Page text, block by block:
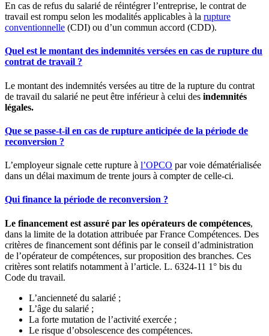
En cas de refus du salarié de réintégrer l’entreprise, le contrat de
travail est rompu selon les modalités applicables à la rupture
conventionnelle (CDI) ou d’un commun accord (CDD).
Quel est le montant des indemnités versées en cas de rupture du
contrat de travail ?
Le montant des indemnités versées au titre de la rupture du contrat
de travail du salarié ne peut être inférieur à celui des indemnités
légales.
Que se passe-t-il en cas de rupture anticipée de la période de
reconversion ?
L’employeur signale cette rupture à l’OPCO par voie dématérialisée
dans un délai maximum de trente jours à compter de celle-ci.
Qui finance la période de reconversion ?
Le financement est assuré par les opérateurs de compétences,
dans la limite de la dotation attribuée par France Compétences. Des
critères de financement sont définis par le conseil d’administration
de l’opérateur de compétences, sur proposition des branches. Ces
critères sont relatifs notamment à l’article. L. 6324-11 1° bis du
Code du travail.
L’ancienneté du salarié ;
L’âge du salarié ;
La forte mutation de l’activité exercée ;
Le risque d’obsolescence des compétences.